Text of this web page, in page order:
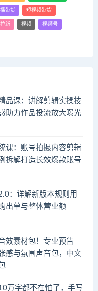
播带货 短视频带货
新 视频 视频号
品课：讲解剪辑实操技
助力作品投流放大曝光
课：账号拍摄内容剪辑
拆解打造长效爆款账号
：详解新版本规则用
出单与整体营业额
效素材包！专业预告
感与氛围声音包，中文
万字都不在怕了，手写